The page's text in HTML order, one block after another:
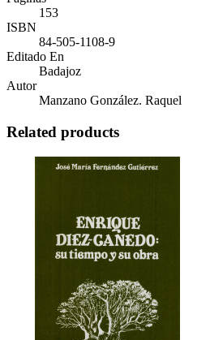
153
ISBN
84-505-1108-9
Editado En
Badajoz
Autor
Manzano González. Raquel
Related products